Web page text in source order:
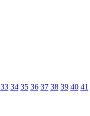
33 34 35 36 37 38 39 40 41